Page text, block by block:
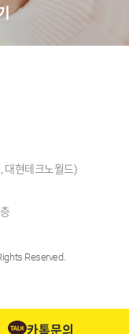
대현테크노월드)
Reserved.
카톡문의